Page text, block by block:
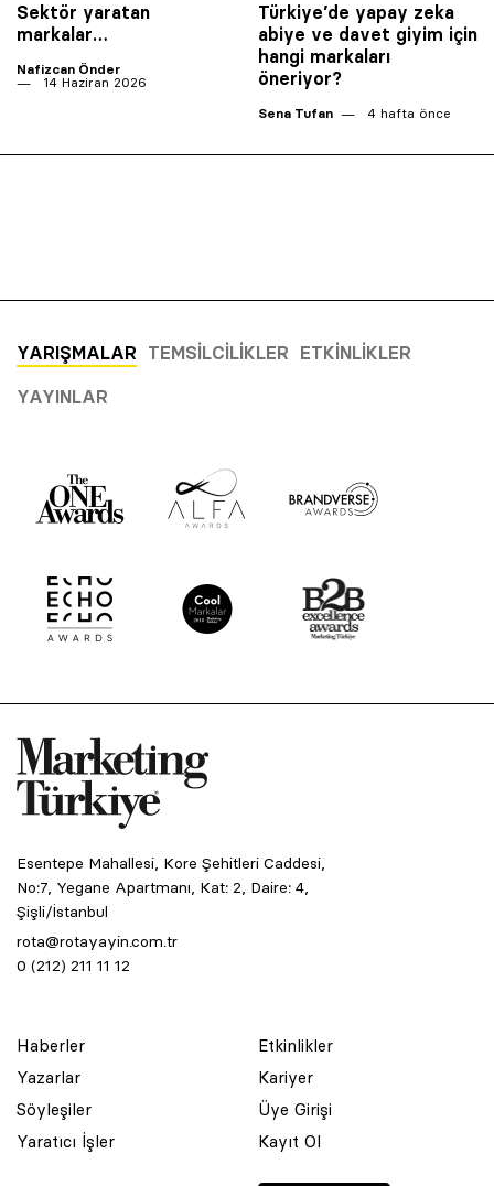
Sektör yaratan
markalar…
Nafizcan Önder
14 Haziran 2026
Türkiye’de yapay zeka
abiye ve davet giyim için
hangi markaları
öneriyor?
Sena Tufan 4 hafta önce
YARIŞMALAR TEMSILCILIKLER ETKINLIKLER
YAYINLAR
Esentepe Mahallesi, Kore Şehitleri Caddesi,
No:7, Yegane Apartmanı, Kat: 2, Daire: 4,
Şişli/İstanbul
rota@rotayayin.com.tr
0 (212) 211 11 12
Haberler
Yazarlar
Söyleşiler
Yaratıcı İşler
Etkinlikler
Kariyer
Üye Girişi
Kayıt Ol